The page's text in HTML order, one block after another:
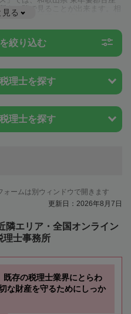
を一覧で見ることが出来ます。相
度近隣の税理士に相談してみまし
見る
絞り込む
税理士を探す
税理士を探す
ームは別ウィンドウで開きます
更新日：2026年8月7日
隣エリア・全国オンライン
理士事務所
既存の税理士業界にとらわ
な財産を守るためにしっか